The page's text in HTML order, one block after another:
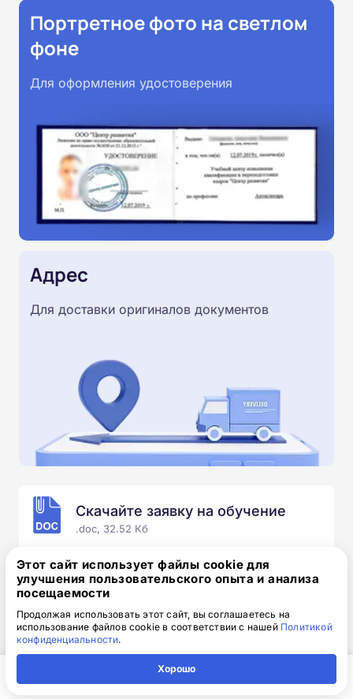
Портретное фото на светлом
фоне
Для оформления удостоверения
Адрес
Для доставки оригиналов документов
Скачайте заявку на обучение
.doc, 32.52 Кб
Скачайте шаблон, заполните и отправьте по
электронной почтеinfo@1-academy.ru
Обязательно укажите контактный номер телефон.
Наш специалист свяжется с вами и утонит все
детали.
Этот сайт использует файлы cookie для
улучшения пользовательского опыта и анализа
посещаемости
Продолжая использовать этот сайт, вы соглашаетесь на
использование файлов cookie в соответствии с нашей Политикой
конфиденциальности.
Хорошо